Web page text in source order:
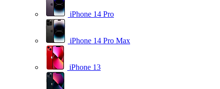
iPhone 14 Pro
iPhone 14 Pro Max
iPhone 13